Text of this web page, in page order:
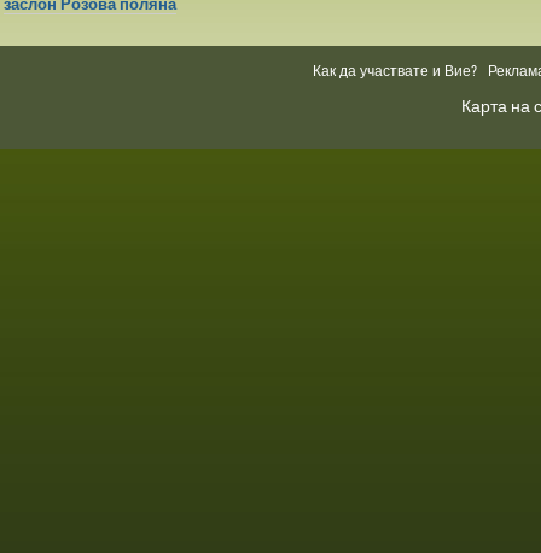
заслон Розова поляна
Как да участвате и Вие?
Карта на